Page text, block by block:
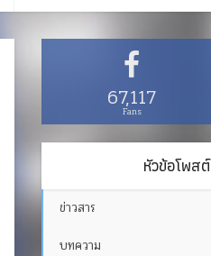
67,117
Fans
หัวข้อโพสต์
ข่าวสาร
บทความ